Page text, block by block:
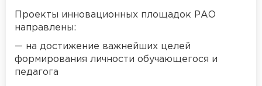
Проекты инновационных площадок РАО
направлены:
— на достижение важнейших целей
формирования личности обучающегося и
педагога